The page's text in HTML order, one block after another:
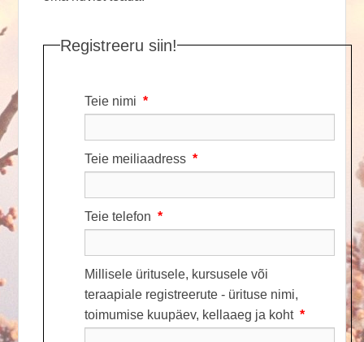
Registreeru siin!
Teie nimi*
Teie meiliaadress*
Teie telefon*
Millisele üritusele, kursusele või
teraapiale registreerute - ürituse nimi,
toimumise kuupäev, kellaaeg ja koht*